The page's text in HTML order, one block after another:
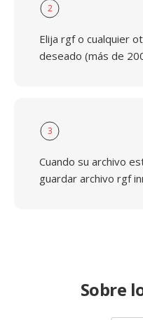
2
Elija rgf o cualquier
deseado (más de
3
Cuando su archivo
guardar archivo rgf
Sobre